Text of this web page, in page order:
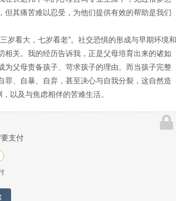
其痛苦难以忍受，为他们提供有效的帮助是我们
岁看大，七岁看老”。社交恐惧的形成与早期环境和
关。我的经历告诉我，正是父母培育出来的诸如
为父母责备孩子、苛求孩子的理由。而当孩子完整
、自暴、自弃，甚至决心与自我分裂，这自然造
以及与焦虑相伴的苦难生活。
支付